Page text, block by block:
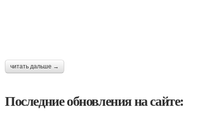
читать дальше →
Последние обновления на сайте: